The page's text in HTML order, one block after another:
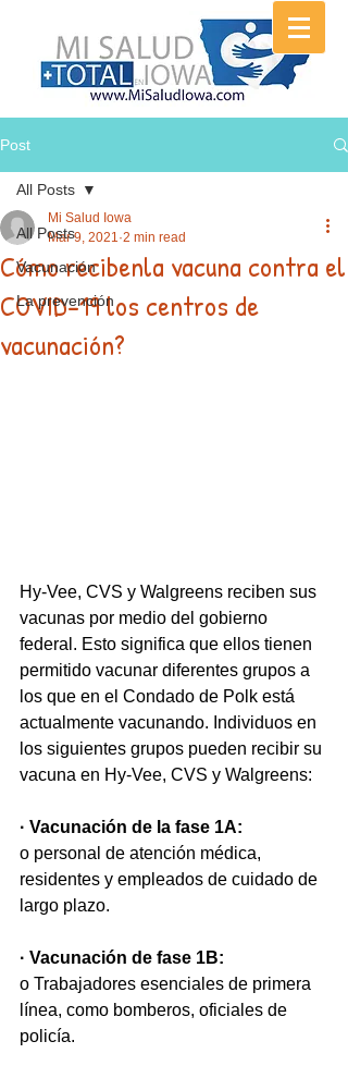
Post
All Posts
Vacunación
La prevención
All Posts
Cómo recibenla vacuna contra el
COVID-19 los centros de
vacunación?
Mi Salud Iowa
Mar 9, 2021 2 min read
Hy-Vee, CVS y Walgreens reciben sus
vacunas por medio del gobierno
federal. Esto significa que ellos tienen
permitido vacunar diferentes grupos a
los que en el Condado de Polk está
actualmente vacunando. Individuos en
los siguientes grupos pueden recibir su
vacuna en Hy-Vee, CVS y Walgreens:
· Vacunación de la fase 1A:
o personal de atención médica,
residentes y empleados de cuidado de
largo plazo.
· Vacunación de fase 1B:
o Trabajadores esenciales de primera
línea, como bomberos, oficiales de
policía.